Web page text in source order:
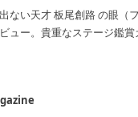
ない天才 板尾創路 の眼（
ュー。貴重なステージ鑑